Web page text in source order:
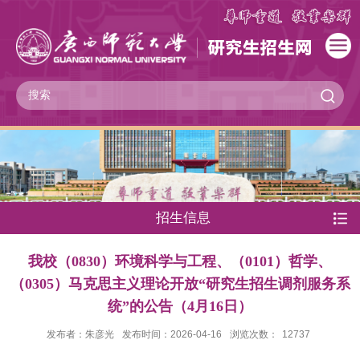
招生信息
我校（0830）环境科学与工程、（0101）哲学、
（0305）马克思主义理论开放“研究生招生调剂服务系
统”的公告（4月16日）
发布者：朱彦光 发布时间：2026-04-16 浏览次数： 12737